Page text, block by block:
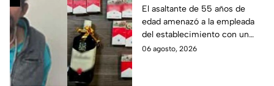
Detienen a hombre tras
asaltar una tienda y
llevarse más de 30
cajetillas en Iztapalapa
El asaltante de 55 años de
edad amenazó a la empleada
del establecimiento con un
arma de fuego, llevándose
06 agosto, 2026